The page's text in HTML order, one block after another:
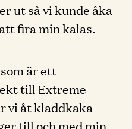
ut så vi kunde åka
fira min kalas.
är ett
till Extreme
vi åt kladdkaka
till och med min